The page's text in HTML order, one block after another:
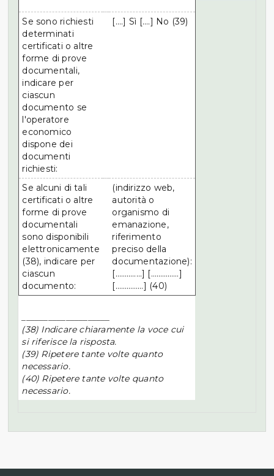
Se sono richiesti
determinati
certificati o altre
forme di prove
documentali,
indicare per
ciascun
documento se
l'operatore
economico
dispone dei
documenti
richiesti:
[....] Sì [....] No (39)
Se alcuni di tali
certificati o altre
forme di prove
documentali
sono disponibili
elettronicamente
(38), indicare per
ciascun
documento:
(indirizzo web,
autorità o
organismo di
emanazione,
riferimento
preciso della
documentazione):
[………..…] [……………]
[……………] (40)
(38) Indicare chiaramente la voce cui
si riferisce la risposta.
(39) Ripetere tante volte quanto
necessario.
(40) Ripetere tante volte quanto
necessario.